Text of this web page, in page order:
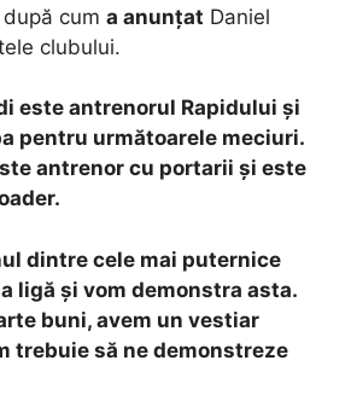
cum a anunțat Daniel
clubului.
este antrenorul Rapidului și
pentru următoarele meciuri.
antrenor cu portarii și este
dintre cele mai puternice
ligă și vom demonstra asta.
buni, avem un vestiar
trebuie să ne demonstreze